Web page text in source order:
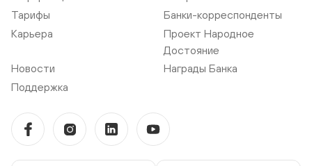
Тарифы
Банки-корреспонденты
Карьера
Проект Народное
Достояние
Новости
Награды Банка
Поддержка